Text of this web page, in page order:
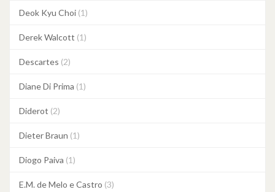
Deok Kyu Choi (1)
Derek Walcott (1)
Descartes (2)
Diane Di Prima (1)
Diderot (2)
Dieter Braun (1)
Diogo Paiva (1)
E.M. de Melo e Castro (3)